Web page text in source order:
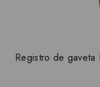
Registro de